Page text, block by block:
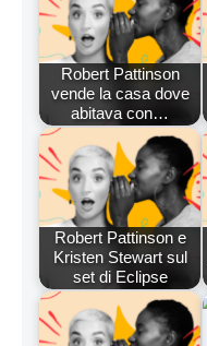
Robert Pattinson
vende la casa dove
abitava con…
Robert Pattinson e
Kristen Stewart sul
set di Eclipse